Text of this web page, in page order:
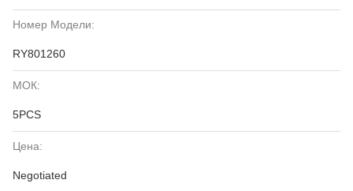
Номер Модели:
RY801260
МОК:
5PCS
Цена:
Negotiated